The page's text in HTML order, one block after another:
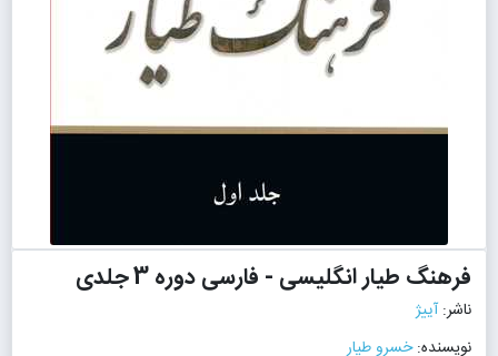
فرهنگ طیار انگلیسی - فارسی دوره 3 جلدی
ناشر:آییژ
نویسنده:خسرو طیار